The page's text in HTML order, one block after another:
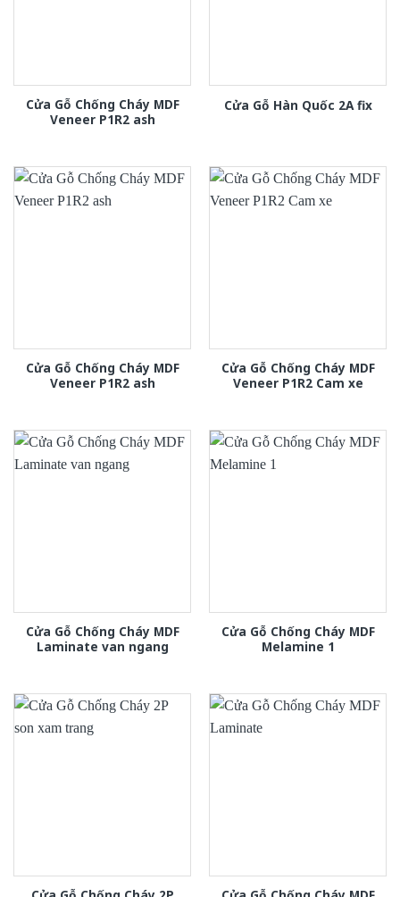
Cửa Gỗ Chống Cháy MDF
Veneer P1R2 ash
Cửa Gỗ Hàn Quốc 2A fix
Cửa Gỗ Chống Cháy MDF
Veneer P1R2 ash
Cửa Gỗ Chống Cháy MDF
Veneer P1R2 Cam xe
Cửa Gỗ Chống Cháy MDF
Laminate van ngang
Cửa Gỗ Chống Cháy MDF
Melamine 1